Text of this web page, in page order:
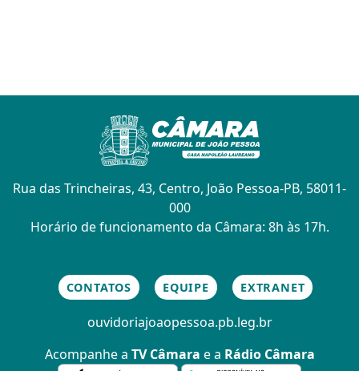
Rua das Trincheiras, 43, Centro, João Pessoa-PB, 58011-
000
Horário de funcionamento da Câmara: 8h às 17h.
CONTATOS EQUIPE EXTRANET
ouvidoriajoaopessoa.pb.leg.br
Acompanhe a TV Câmara e a Rádio Câmara